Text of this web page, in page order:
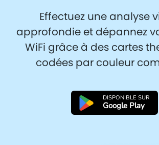
Effectuez une analyse
approfondie et dépannez
WiFi grâce à des cartes
codées par couleur
DISPONIBLE SUR
Google Play